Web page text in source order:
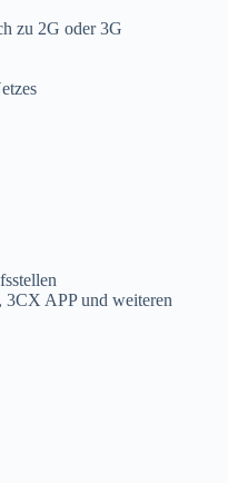
zu 2G oder 3G
3CX APP und weiteren